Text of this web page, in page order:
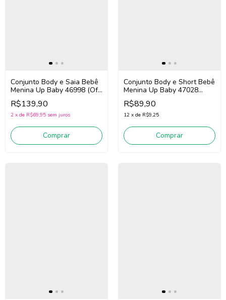
Conjunto Body e Saia Bebê
Menina Up Baby 46998 (Off
White/Verde/Rosa)
R$139,90
2 x de R$69,95 sem juros
Comprar
Conjunto Body e Short Bebê
Menina Up Baby 47028
(Rosa/Off White)
R$89,90
12 x de R$9,25
Comprar